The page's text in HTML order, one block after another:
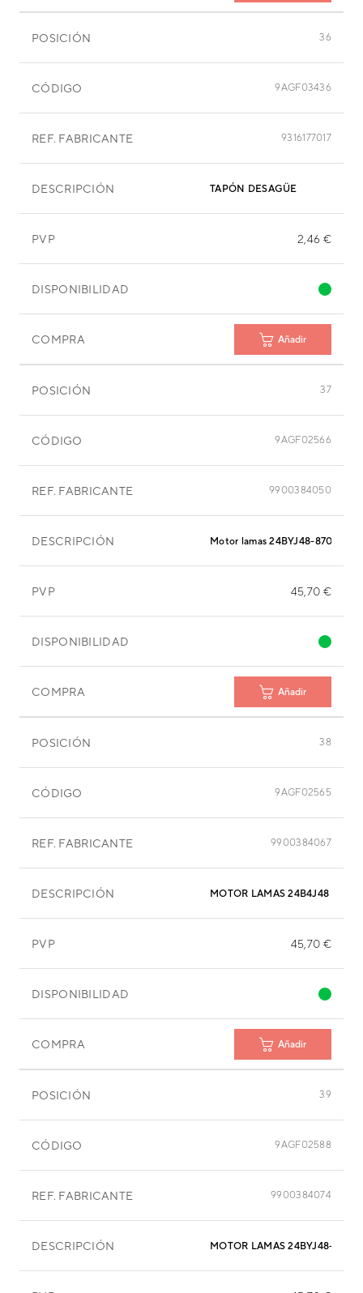
POSICIÓN 36
CÓDIGO 9AGF03436
REF. FABRICANTE 9316177017
DESCRIPCIÓN TAPÓN DESAGÜE
PVP 2,46 €
DISPONIBILIDAD
COMPRA Añadir
POSICIÓN 37
CÓDIGO 9AGF02566
REF. FABRICANTE 9900384050
DESCRIPCIÓN Motor lamas 24BYJ48-870
PVP 45,70 €
DISPONIBILIDAD
COMPRA Añadir
POSICIÓN 38
CÓDIGO 9AGF02565
REF. FABRICANTE 9900384067
DESCRIPCIÓN MOTOR LAMAS 24B4J48
PVP 45,70 €
DISPONIBILIDAD
COMPRA Añadir
POSICIÓN 39
CÓDIGO 9AGF02588
REF. FABRICANTE 9900384074
DESCRIPCIÓN MOTOR LAMAS 24BYJ48-872